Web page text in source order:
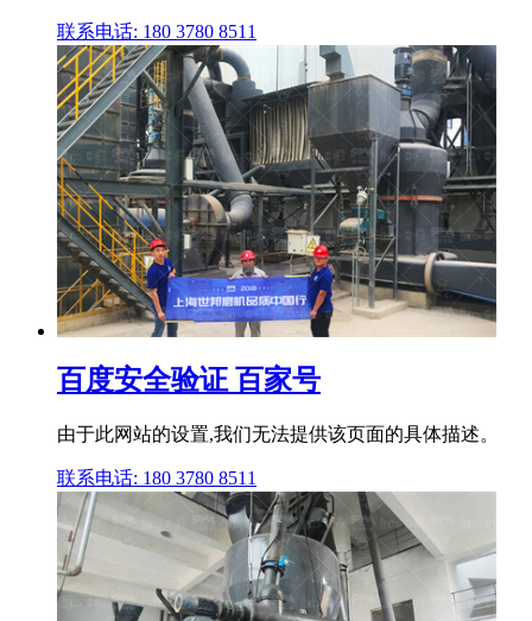
联系电话: 180 3780 8511
百度安全验证 百家号
由于此网站的设置,我们无法提供该页面的具体描述。
联系电话: 180 3780 8511